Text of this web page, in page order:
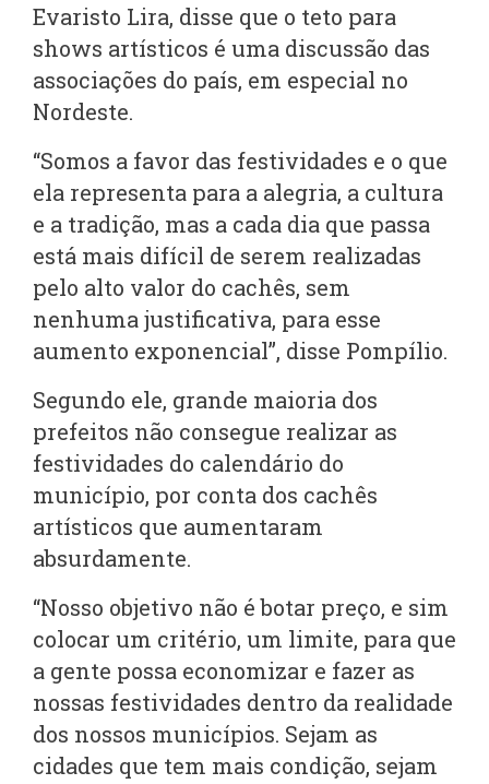
Evaristo Lira, disse que o teto para
shows artísticos é uma discussão das
associações do país, em especial no
Nordeste.
“Somos a favor das festividades e o que
ela representa para a alegria, a cultura
e a tradição, mas a cada dia que passa
está mais difícil de serem realizadas
pelo alto valor do cachês, sem
nenhuma justificativa, para esse
aumento exponencial”, disse Pompílio.
Segundo ele, grande maioria dos
prefeitos não consegue realizar as
festividades do calendário do
município, por conta dos cachês
artísticos que aumentaram
absurdamente.
“Nosso objetivo não é botar preço, e sim
colocar um critério, um limite, para que
a gente possa economizar e fazer as
nossas festividades dentro da realidade
dos nossos municípios. Sejam as
cidades que tem mais condição, sejam